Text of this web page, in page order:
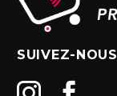
SUIVEZ-NOUS